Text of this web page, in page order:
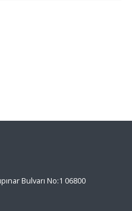
Bulvarı No:1 06800